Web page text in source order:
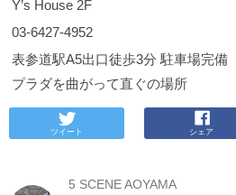
Y’s House 2F
03-6427-4952
表参道駅A5出口徒歩3分 駐車場完備
プラダを曲がって直ぐの場所
ツイート シェア
5 SCENE AOYAMA